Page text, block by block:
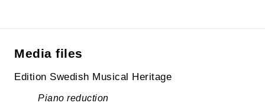
Media files
Edition Swedish Musical Heritage
Piano reduction